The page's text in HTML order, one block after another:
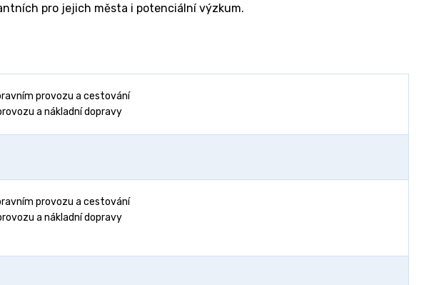
pro jejich města i potenciální výzkum.
provozu a cestování
a nákladní dopravy
provozu a cestování
a nákladní dopravy